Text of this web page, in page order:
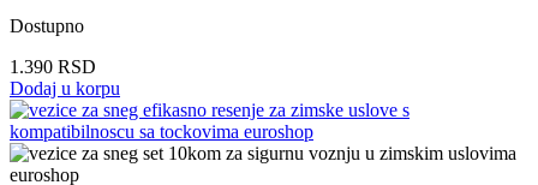
Dostupno
1.390 RSD
Dodaj u korpu